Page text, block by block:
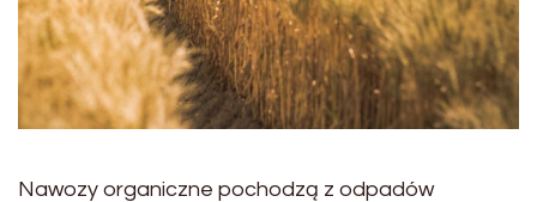
Nawozy organiczne pochodzą z odpadów